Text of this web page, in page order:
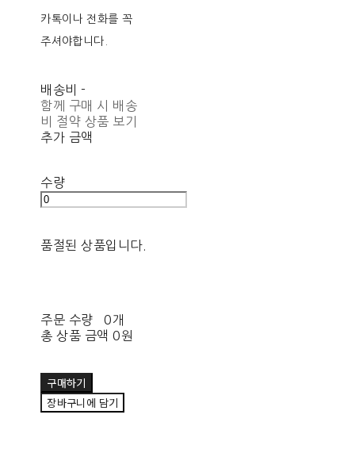
카톡이나 전화를 꼭
주셔야합니다.
배송비 -
함께 구매 시 배송
비 절약 상품 보기
추가 금액
수량
품절된 상품입니다.
주문 수량
0개
총 상품 금액 0원
구매하기
장바구니에 담기